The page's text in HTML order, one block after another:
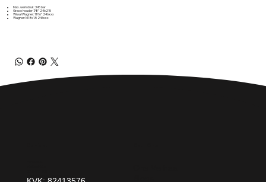
Max. werkdruk: 345 bar
Graco houder 7/8" 246215
Wiwa/Wagner: 11/16" 246xxx
Wagner: M18x1.5 246xxx